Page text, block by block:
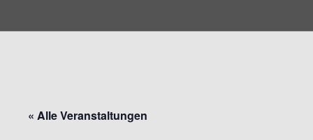
« Alle Veranstaltungen